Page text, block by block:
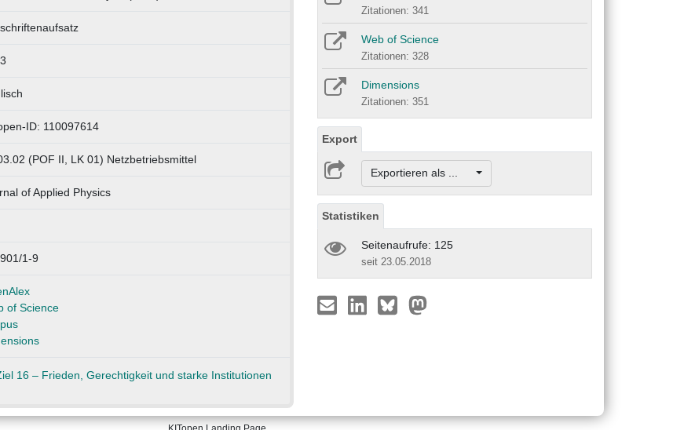
ID: 110097614
(POF II, LK 01) Netzbetriebsmittel
of Applied Physics
1-9
of Science
Zitationen: 341
Web of Science
Zitationen: 328
Dimensions
Zitationen: 351
Export
Exportieren als ...
Statistiken
Seitenaufrufe: 125
seit 23.05.2018